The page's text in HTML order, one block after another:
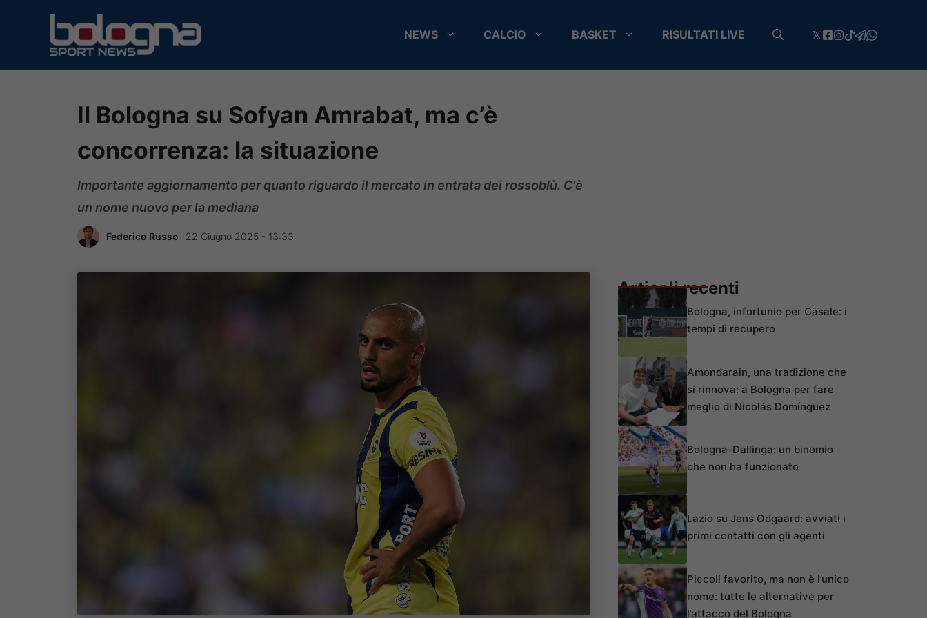
contenuto
NEWS CALCIO BASKET RISULTATI LIVE
Il Bologna su Sofyan Amrabat, ma c’è
concorrenza: la situazione
Importante aggiornamento per quanto riguardo il mercato in entrata dei rossoblù. C'è
un nome nuovo per la mediana
Federico Russo 22 Giugno 2025 - 13:33
Articoli recenti
Bologna, infortunio per Casale: i
tempi di recupero
Amondarain, una tradizione che
si rinnova: a Bologna per fare
meglio di Nicolás Domínguez
Bologna-Dallinga: un binomio
che non ha funzionato
Lazio su Jens Odgaard: avviati i
primi contatti con gli agenti
Piccoli favorito, ma non è l’unico
nome: tutte le alternative per
l’attacco del Bologna